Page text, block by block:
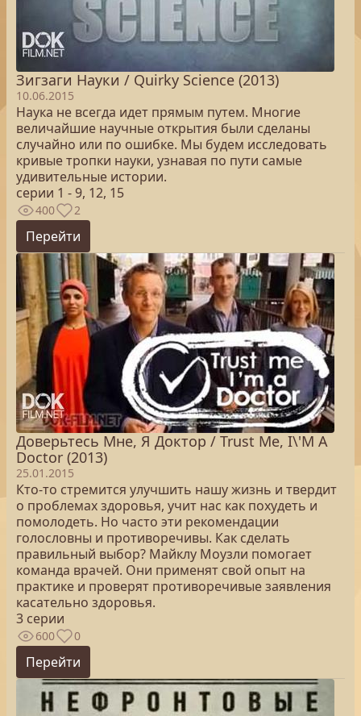
Зигзаги Науки / Quirky Science (2013)
10.06.2015
Наука не всегда идет прямым путем. Многие
величайшие научные открытия были сделаны
случайно или по ошибке. Мы будем исследовать
кривые тропки науки, узнавая по пути самые
удивительные истории.
серии 1 - 9, 12, 15
400 2
Перейти
Доверьтесь Мне, Я Доктор / Trust Me, I\'M A
Doctor (2013)
25.01.2015
Кто-то стремится улучшить нашу жизнь и твердит
о проблемах здоровья, учит нас как похудеть и
помолодеть. Но часто эти рекомендации
голословны и противоречивы. Как сделать
правильный выбор? Майклу Моузли помогает
команда врачей. Они применят свой опыт на
практике и проверят противоречивые заявления
касательно здоровья.
3 серии
600 0
Перейти